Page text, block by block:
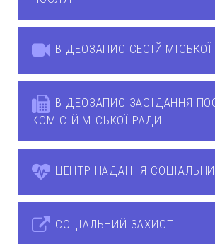
ВІДЕОЗАПИС СЕСІЙ
ВІДЕОЗАПИС ЗАСІДАННЯ
КОМІСІЙ МІСЬКОЇ РАДИ
ЦЕНТР НАДАННЯ
СОЦІАЛЬНИЙ ЗАХИСТ